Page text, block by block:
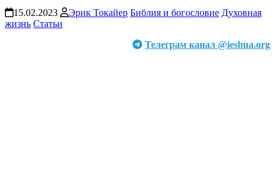
15.02.2023 Эрик Токайер Библия и богословие Духовная
жизнь Статьи
Телеграм канал @ieshua.org